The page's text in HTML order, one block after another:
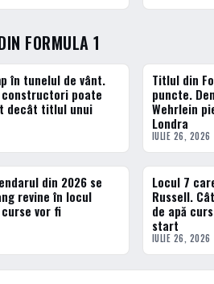
FORMULA 1
în tunelul de vânt.
poate
decât titlul unui
FORMULA 1
Titlul din
puncte.
Wehrlein
Londra
IULIE 26, 2026
din 2026 se
revine în locul
vor fi
FORMULA 1
Locul 7
Russell.
de apă
start
IULIE 26, 2026